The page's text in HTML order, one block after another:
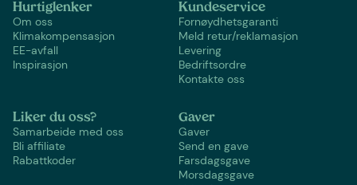
Hurtiglenker
Om oss
Klimakompensasjon
EE-avfall
Inspirasjon
Kundeservice
Fornøydhetsgaranti
Meld retur/reklamasjon
Levering
Bedriftsordre
Kontakte oss
Liker du oss?
Samarbeide med oss
Bli affiliate
Rabattkoder
Gaver
Gaver
Send en gave
Farsdagsgave
Morsdagsgave